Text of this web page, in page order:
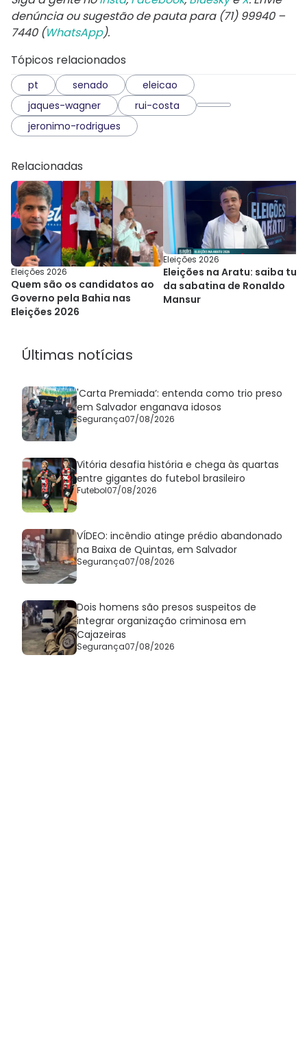
denúncia ou sugestão de pauta para (71) 99940 –
7440 (WhatsApp).
Tópicos relacionados
pt senado
eleicao
jaques-wagner
rui-costa
jeronimo-rodrigues
Relacionadas
Eleições 2026
Quem são os candidatos ao
Governo pela Bahia nas
Eleições 2026
Eleições 2026
Eleições na Aratu: saiba
da sabatina de Ronaldo
Mansur
Últimas notícias
'Carta Premiada’: entenda como trio preso
em Salvador enganava idosos
Segurança07/08/2026
Vitória desafia história e chega às quartas
entre gigantes do futebol brasileiro
Futebol07/08/2026
VÍDEO: incêndio atinge prédio abandonado
na Baixa de Quintas, em Salvador
Segurança07/08/2026
Dois homens são presos suspeitos de
integrar organização criminosa em
Cajazeiras
Segurança07/08/2026